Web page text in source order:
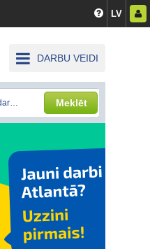
LV
DARBU VEIDI
Meklēt